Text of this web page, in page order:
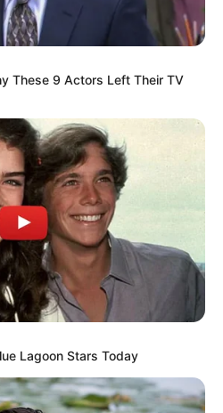
– «Από τη Λάρισα τα drones
και...
ΑΚΟΛΟΥΘΉΣΤΕ
These 9 Actors Left Their TV
Lagoon Stars Today